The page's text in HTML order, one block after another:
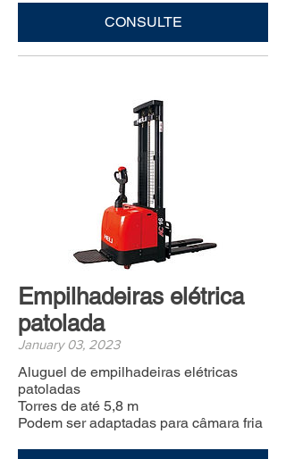
CONSULTE
Empilhadeiras elétrica
patolada
January 03, 2023
Aluguel de empilhadeiras elétricas
patoladas
Torres de até 5,8 m
Podem ser adaptadas para câmara fria